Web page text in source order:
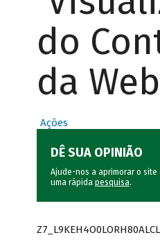
do
da Web
Ações
DÊ SUA OPINIÃO
Ajude-nos a aprimorar o site
uma rápida pesquisa.